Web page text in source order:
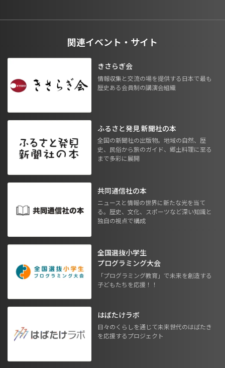
関連イベント・サイト
きさらぎ会
情報収集と交流の場を提供する日本で最も
歴史ある会員制の講演会組織
ふるさと発見 新聞社の本
全国の新聞社の出版物。地域の自然、歴
史、民俗から旅のガイド、郷土料理に至る
まで多彩に展開
共同通信社の本
ニュースと情報の世界に新たな光を当て
る。歴史、文化、スポーツなど深い知識と
独自の視点で構成
全国選抜小学生
プログラミング大会
「プログラミング教育」で未来を創造する
子どもたちを応援！！
はばたけラボ
日々のくらしを通じて未来世代のはばたき
を応援するプロジェクト